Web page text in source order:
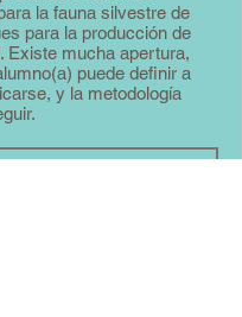
la fauna silvestre de
para la producción de
Existe mucha apertura,
puede definir a
y la metodología